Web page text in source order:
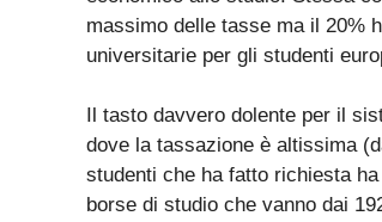
massimo delle tasse ma il 20%
universitarie per gli studenti
Il tasto davvero dolente per il
dove la tassazione è altissima
studenti che ha fatto richiesta
borse di studio che vanno dai